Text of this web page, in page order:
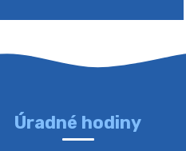
Úradné hodiny